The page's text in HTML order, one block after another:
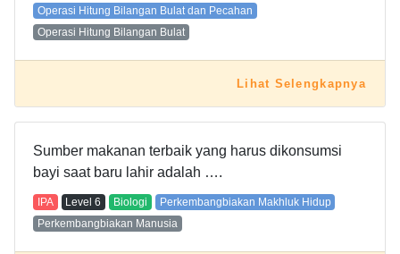
Operasi Hitung Bilangan Bulat dan Pecahan
Operasi Hitung Bilangan Bulat
Lihat Selengkapnya
Sumber makanan terbaik yang harus dikonsumsi
bayi saat baru lahir adalah ….
IPA Level 6 Biologi
Perkembangbiakan Makhluk Hidup
Perkembangbiakan Manusia